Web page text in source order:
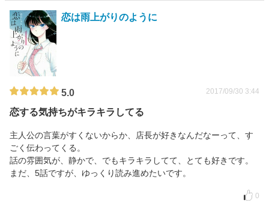
恋は雨上がりのように
5.0 2017/09/30 3:44
恋する気持ちがキラキラしてる
主人公の言葉がすくないからか、店長が好きなんだなーって、す
ごく伝わってくる。
話の雰囲気が、静かで、でもキラキラしてて、とても好きです。
まだ、5話ですが、ゆっくり読み進めたいです。
0